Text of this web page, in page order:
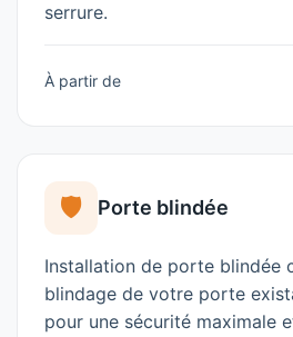
serrure.
À partir de
🛡️ Porte blindée
Installation de porte blindée
blindage de votre porte
pour une sécurité maximale